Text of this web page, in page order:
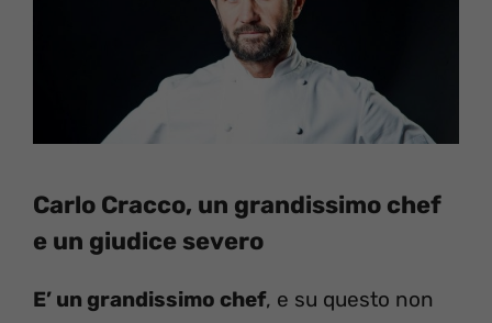
Carlo Cracco, un grandissimo chef
e un giudice severo
E’ un grandissimo chef, e su questo non